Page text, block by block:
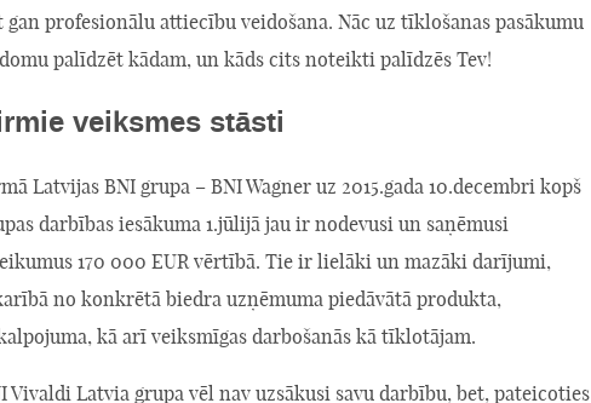
gan profesionālu attiecību veidošana. Nāc uz tīklošanas pasākumu
palīdzēt kādam, un kāds cits noteikti palīdzēs Tev!
veiksmes stāsti
Latvijas BNI grupa – BNI Wagner uz 2015.gada 10.decembri kopš
darbības iesākuma 1.jūlijā jau ir nodevusi un saņēmusi
170 000 EUR vērtībā. Tie ir lielāki un mazāki darījumi,
no konkrētā biedra uzņēmuma piedāvātā produkta,
kā arī veiksmīgas darbošanās kā tīklotājam.
Vivaldi Latvia grupa vēl nav uzsākusi savu darbību, bet, pateicoties